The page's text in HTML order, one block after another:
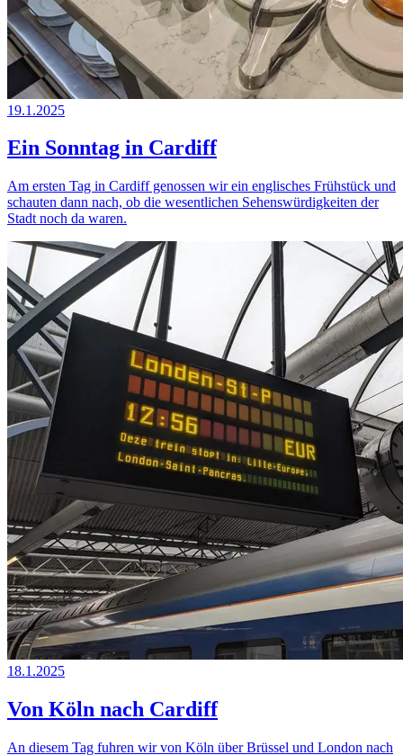
19.1.2025
Ein Sonntag in Cardiff
Am ersten Tag in Cardiff genossen wir ein englisches Frühstück und
schauten dann nach, ob die wesentlichen Sehenswürdigkeiten der
Stadt noch da waren.
18.1.2025
Von Köln nach Cardiff
An diesem Tag fuhren wir von Köln über Brüssel und London nach